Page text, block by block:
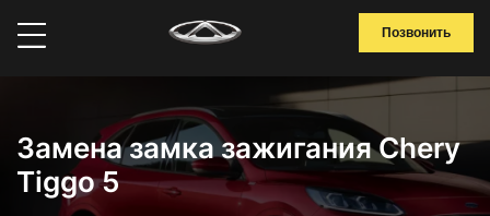
Позвонить
Замена замка зажигания Chery
Tiggo 5